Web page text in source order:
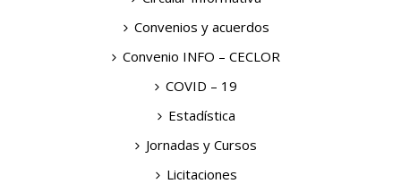
Convenios y acuerdos
Convenio INFO – CECLOR
COVID – 19
Estadística
Jornadas y Cursos
Licitaciones